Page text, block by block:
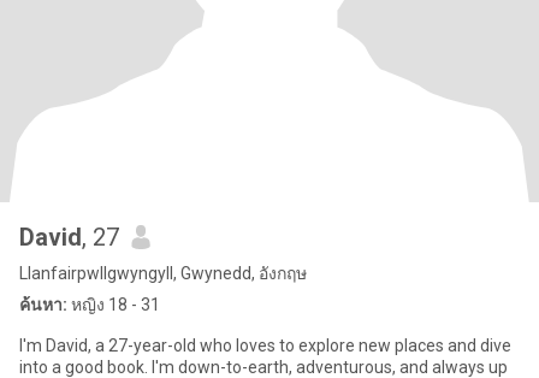
David, 27
Llanfairpwllgwyngyll, Gwynedd, อังกฤษ
ค้นหา: หญิง 18 - 31
I'm David, a 27-year-old who loves to explore new places and dive
into a good book. I'm down-to-earth, adventurous, and always up